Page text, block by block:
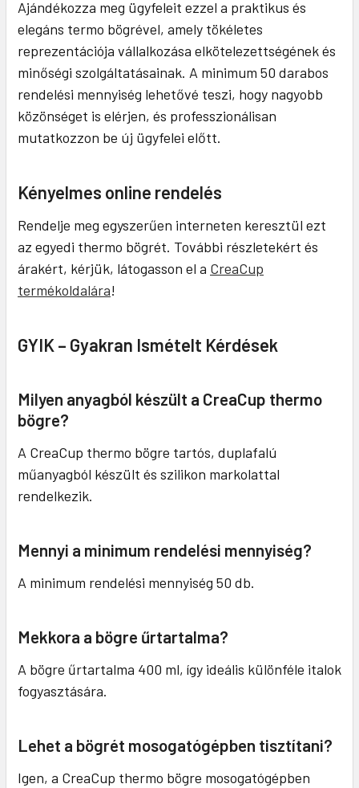
Ajándékozza meg ügyfeleit ezzel a praktikus és
elegáns termo bögrével, amely tökéletes
reprezentációja vállalkozása elkötelezettségének és
minőségi szolgáltatásainak. A minimum 50 darabos
rendelési mennyiség lehetővé teszi, hogy nagyobb
közönséget is elérjen, és professzionálisan
mutatkozzon be új ügyfelei előtt.
Kényelmes online rendelés
Rendelje meg egyszerűen interneten keresztül ezt
az egyedi thermo bögrét. További részletekért és
árakért, kérjük, látogasson el a CreaCup
termékoldalára!
GYIK – Gyakran Ismételt Kérdések
Milyen anyagból készült a CreaCup thermo
bögre?
A CreaCup thermo bögre tartós, duplafalú
műanyagból készült és szilikon markolattal
rendelkezik.
Mennyi a minimum rendelési mennyiség?
A minimum rendelési mennyiség 50 db.
Mekkora a bögre űrtartalma?
A bögre űrtartalma 400 ml, így ideális különféle italok
fogyasztására.
Lehet a bögrét mosogatógépben tisztítani?
Igen, a CreaCup thermo bögre mosogatógépben